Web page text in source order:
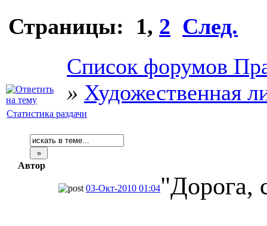
Страницы: 1, 2 След.
Список форумов
» Художественная
Статистика раздачи
Автор
03-Окт-2010 01:04"Дорога,